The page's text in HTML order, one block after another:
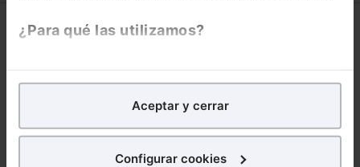
¿Para qué las utilizamos?
analíticospara tratar demejorar tu experienciaen
nuestra página web. También con fines publicitarios,
para poder mostrarte publicidad y contenidos de tu
Aceptar y cerrar
Configurar cookies
Corporativo
Nuestro equipo
Librerías asociadas